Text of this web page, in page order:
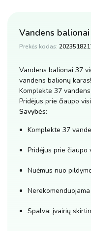
Vandens
Prekės kodas:
Vandens balionai 37
vandens balionų karas!
Komplekte 37
Pridėjus prie čiaupo
Savybės:
Komplekte 37
Pridėjus prie
Nuėmus nuo
Spalva: įvairių